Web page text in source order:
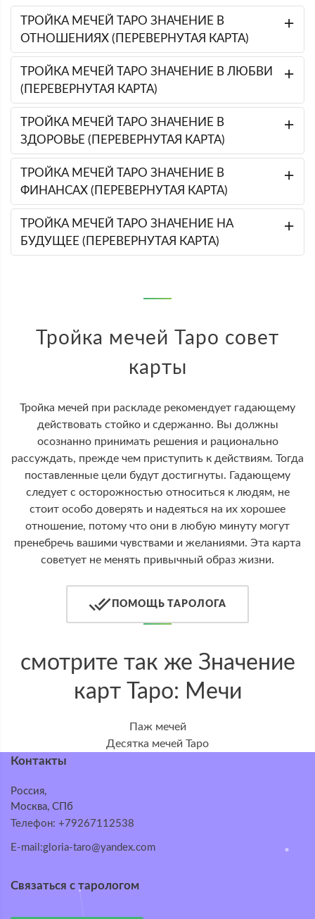
ТРОЙКА МЕЧЕЙ ТАРО ЗНАЧЕНИЕ В
ОТНОШЕНИЯХ (ПЕРЕВЕРНУТАЯ КАРТА)
ТРОЙКА МЕЧЕЙ ТАРО ЗНАЧЕНИЕ В ЛЮБВИ
(ПЕРЕВЕРНУТАЯ КАРТА)
ТРОЙКА МЕЧЕЙ ТАРО ЗНАЧЕНИЕ В
ЗДОРОВЬЕ (ПЕРЕВЕРНУТАЯ КАРТА)
ТРОЙКА МЕЧЕЙ ТАРО ЗНАЧЕНИЕ В
ФИНАНСАХ (ПЕРЕВЕРНУТАЯ КАРТА)
ТРОЙКА МЕЧЕЙ ТАРО ЗНАЧЕНИЕ НА
БУДУЩЕЕ (ПЕРЕВЕРНУТАЯ КАРТА)
Тройка мечей Таро совет
карты
Тройка мечей при раскладе рекомендует гадающему
действовать стойко и сдержанно. Вы должны
осознанно принимать решения и рационально
рассуждать, прежде чем приступить к действиям. Тогда
поставленные цели будут достигнуты. Гадающему
следует с осторожностью относиться к людям, не
стоит особо доверять и надеяться на их хорошее
отношение, потому что они в любую минуту могут
пренебречь вашими чувствами и желаниями. Эта карта
советует не менять привычный образ жизни.
ПОМОЩЬ ТАРОЛОГА
смотрите так же Значение
карт Таро: Мечи
Паж мечей
Десятка мечей Таро
Контакты
Россия,
Москва, СПб
Телефон: +79267112538
E-mail:gloria-taro@yandex.com
Связаться с тарологом